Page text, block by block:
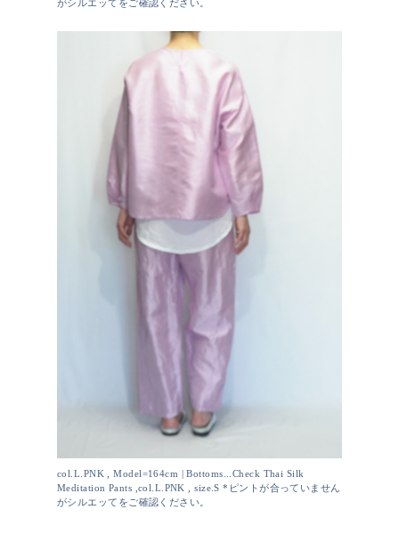
がシルエッてをご確認ください。
col.L.PNK , Model=164cm | Bottoms...Check Thai Silk
Meditation Pants ,col.L.PNK , size.S *ピントが合っていません
がシルエッてをご確認ください。